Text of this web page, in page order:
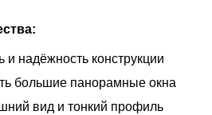
и надёжность конструкции
большие панорамные окна
вид и тонкий профиль